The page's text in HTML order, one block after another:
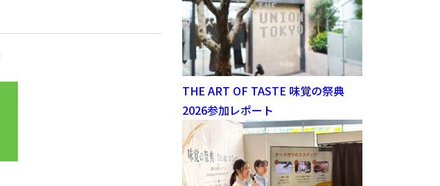
THE ART OF TASTE 味覚の祭典
2026参加レポート